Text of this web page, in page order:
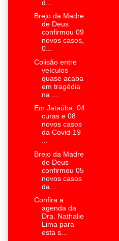
d...
Brejo da Madre
de Deus
confirmou 09
novos casos,
0...
Colisão entre
veículos
quase acaba
em tragédia
na ...
Em Jataúba, 04
curas e 08
novos casos
da Covid-19
...
Brejo da Madre
de Deus
confirmou 05
novos casos
da...
Confira a
agenda da
Dra. Nathalie
Lima para
esta s...